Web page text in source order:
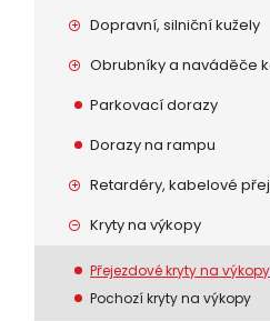
Dopravní, silniční kužely
Obrubníky a naváděče
Parkovací dorazy
Dorazy na rampu
Retardéry, kabelové
Kryty na výkopy
Přejezdové kryty na výkopy
Pochozí kryty na výkopy